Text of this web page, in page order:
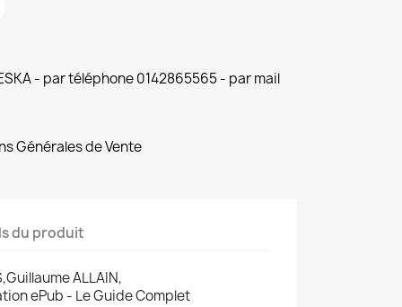
- par téléphone 0142865565 - par mail
Générales de Vente
du produit
ALLAIN,
ePub - Le Guide Complet